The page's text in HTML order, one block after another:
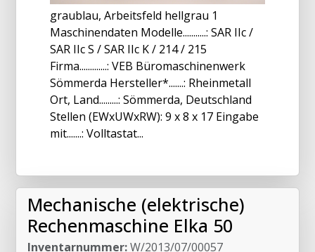
graublau, Arbeitsfeld hellgrau 1
Maschinendaten Modelle...........: SAR IIc /
SAR IIc S / SAR IIc K / 214 / 215
Firma.............: VEB Büromaschinenwerk
Sömmerda Hersteller*.......: Rheinmetall
Ort, Land.........: Sömmerda, Deutschland
Stellen (EWxUWxRW): 9 x 8 x 17 Eingabe
mit.......: Volltastat...
Mechanische (elektrische)
Rechenmaschine Elka 50
Inventarnummer:W/2013/07/00057